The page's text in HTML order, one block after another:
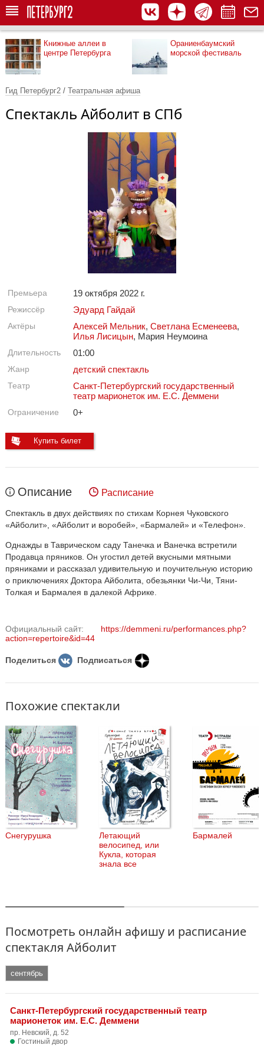
Книжные аллеи в
центре Петербурга
Ораниенбаумский
морской фестиваль
Гид Петербург2 / Театральная афиша
Спектакль Айболит в СПб
Премьера 19 октября 2022 г.
Режиссёр Эдуард Гайдай
Актёры Алексей Мельник, Светлана Есменеева,
Илья Лисицын, Мария Неумоина
Длительность 01:00
Жанр детский спектакль
Театр
Санкт-Петербургский государственный
театр марионеток им. Е.С. Деммени
Ограничение 0+
Купить билет
Описание Расписание
Спектакль в двух действиях по стихам Корнея Чуковского
«Айболит», «Айболит и воробей», «Бармалей» и «Телефон».
Однажды в Таврическом саду Танечка и Ванечка встретили
Продавца пряников. Он угостил детей вкусными мятными
пряниками и рассказал удивительную и поучительную историю
о приключениях Доктора Айболита, обезьянки Чи-Чи, Тяни-
Толкая и Бармалея в далекой Африке.
Официальный сайт:
https://demmeni.ru/performances.php?
action=repertoire&id=44
Поделиться Подписаться
Похожие спектакли
Снегурушка
Летающий
велосипед, или
Кукла, которая
знала все
Бармалей
Посмотреть онлайн афишу и расписание
спектакля Айболит
сентябрь
Санкт-Петербургский государственный театр
марионеток им. Е.С. Деммени
пр. Невский, д. 52
Гостиный двор